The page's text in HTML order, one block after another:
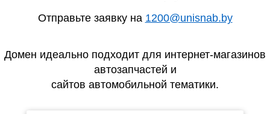
Отправьте заявку на 1200@unisnab.by
Домен идеально подходит для интернет-магазинов
автозапчастей и
сайтов автомобильной тематики.